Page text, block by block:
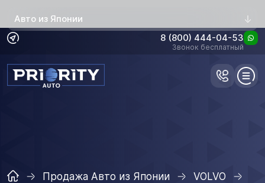
Авто из Японии
8 (800) 444-04-53
Звонок бесплатный
Продажа Авто из Японии
VOLVO